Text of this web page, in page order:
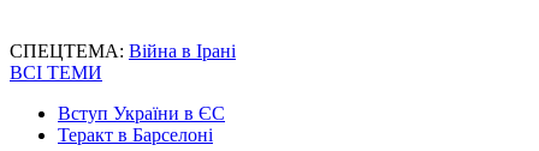
СПЕЦТЕМА: Війна в Ірані
ВСІ ТЕМИ
Вступ України в ЄС
Теракт в Барселоні